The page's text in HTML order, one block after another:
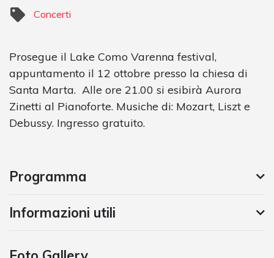
Concerti
Prosegue il Lake Como Varenna festival,
appuntamento il 12 ottobre presso la chiesa di
Santa Marta. Alle ore 21.00 si esibirà Aurora
Zinetti al Pianoforte. Musiche di: Mozart, Liszt e
Debussy. Ingresso gratuito.
Programma
Informazioni utili